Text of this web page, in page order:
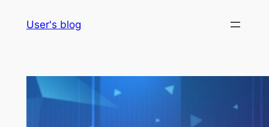
User's blog